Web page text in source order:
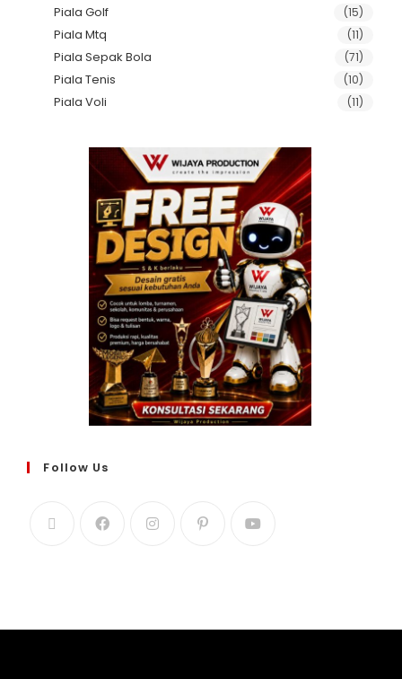
Piala Golf (15)
Piala Mtq (11)
Piala Sepak Bola (71)
Piala Tenis (10)
Piala Voli (11)
Follow Us